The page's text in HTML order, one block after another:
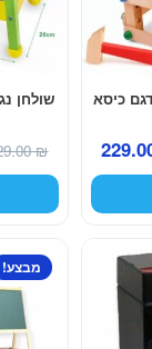
כיסא
המחיר
הנוכחי
הוא:
שולחן
₪
מבצע!